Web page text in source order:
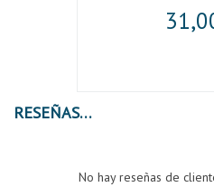
RESEÑAS
No hay reseñas de